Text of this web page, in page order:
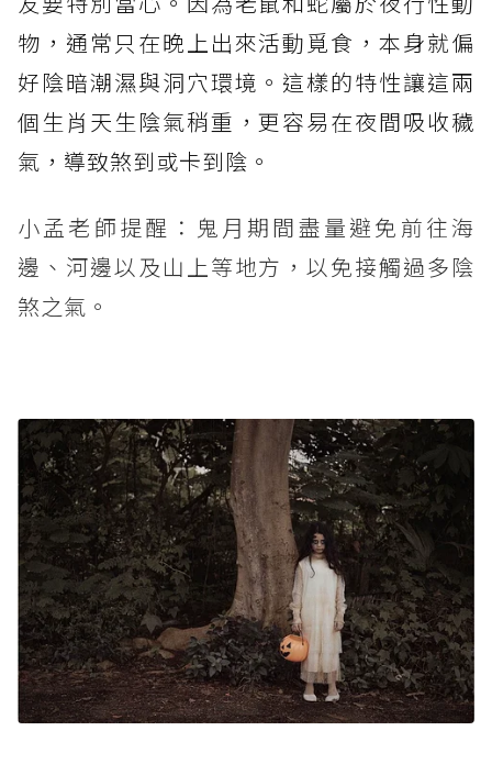
物，通常只在晚上出來活動覓食，本身就偏
好陰暗潮濕與洞穴環境。這樣的特性讓這兩
個生肖天生陰氣稍重，更容易在夜間吸收穢
氣，導致煞到或卡到陰。
小孟老師提醒：鬼月期間盡量避免前往海
邊、河邊以及山上等地方，以免接觸過多陰
煞之氣。